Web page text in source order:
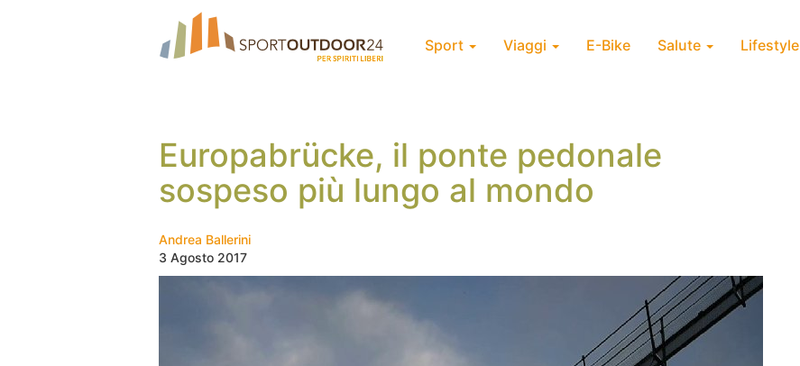
Sport Viaggi E-Bike Salute Lifestyle
Europabrücke, il ponte pedonale
sospeso più lungo al mondo
Andrea Ballerini
3 Agosto 2017